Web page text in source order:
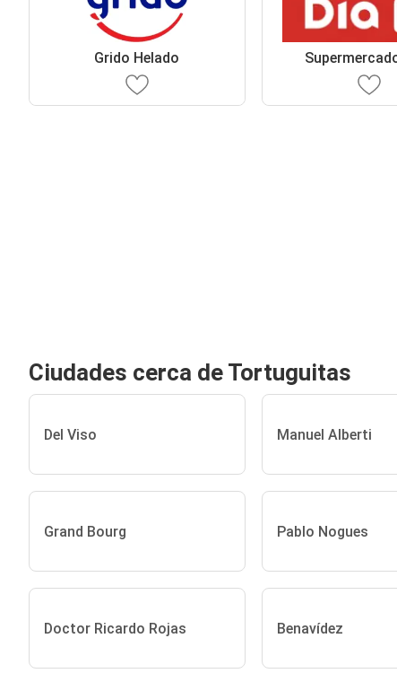
Grido Helado
Ciudades cerca de Tortuguitas
Del Viso Manuel Alberti
Grand Bourg Pablo Nogues
Doctor Ricardo Rojas Benavídez